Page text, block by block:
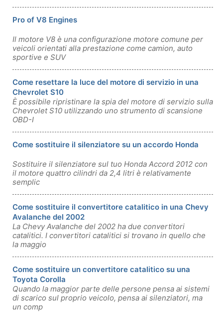
Pro of V8 Engines
Il motore V8 è una configurazione motore comune per
veicoli orientati alla prestazione come camion, auto
sportive e SUV
Come resettare la luce del motore di servizio in una
Chevrolet S10
È possibile ripristinare la spia del motore di servizio sulla
Chevrolet S10 utilizzando uno strumento di scansione
OBD-I
Come sostituire il silenziatore su un accordo Honda
Sostituire il silenziatore sul tuo Honda Accord 2012 con
il motore quattro cilindri da 2,4 litri è relativamente
semplic
Come sostituire il convertitore catalitico in una Chevy
Avalanche del 2002
La Chevy Avalanche del 2002 ha due convertitori
catalitici. I convertitori catalitici si trovano in quello che
la maggio
Come sostituire un convertitore catalitico su una
Toyota Corolla
Quando la maggior parte delle persone pensa ai sistemi
di scarico sul proprio veicolo, pensa ai silenziatori, ma
un comp